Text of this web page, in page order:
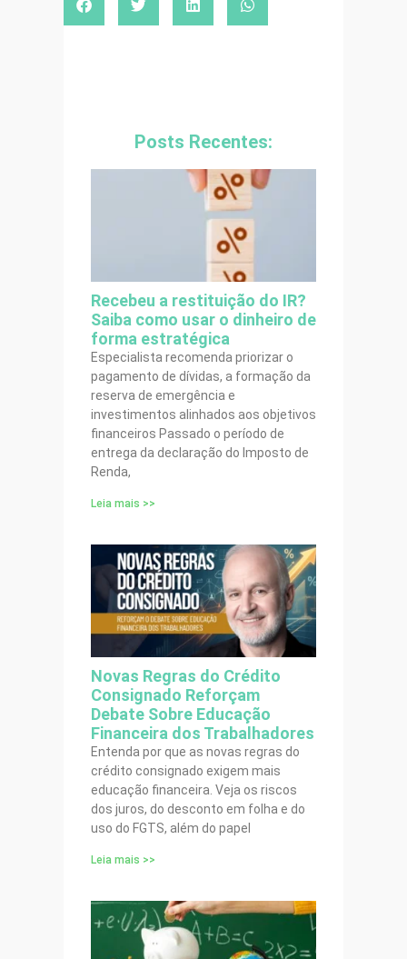
Posts Recentes:
Recebeu a restituição do IR?
Saiba como usar o dinheiro de
forma estratégica
Especialista recomenda priorizar o
pagamento de dívidas, a formação da
reserva de emergência e
investimentos alinhados aos objetivos
financeiros Passado o período de
entrega da declaração do Imposto de
Renda,
Leia mais >>
Novas Regras do Crédito
Consignado Reforçam
Debate Sobre Educação
Financeira dos Trabalhadores
Entenda por que as novas regras do
crédito consignado exigem mais
educação financeira. Veja os riscos
dos juros, do desconto em folha e do
uso do FGTS, além do papel
Leia mais >>